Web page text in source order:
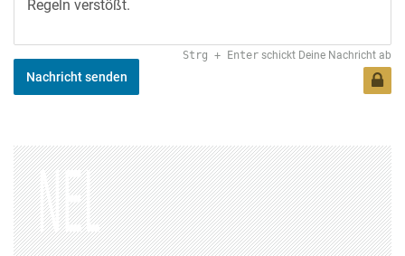
Strg + Enter schickt Deine Nachricht ab
Nachricht senden